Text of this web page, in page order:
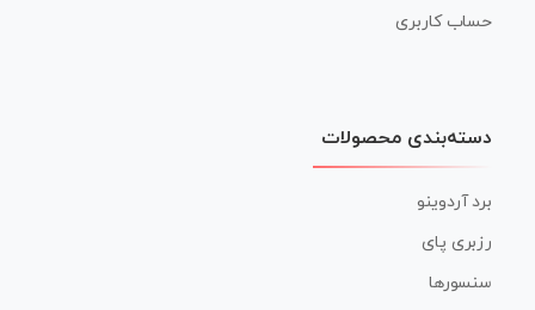
حساب کاربری
دسته‌بندی محصولات
برد آردوینو
رزبری پای
سنسورها